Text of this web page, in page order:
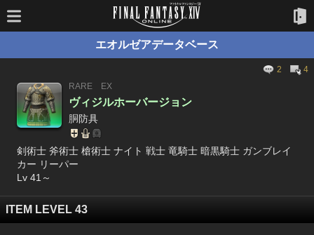
エオルゼアデータベース
2
4
RARE
EX
ヴィジルホーバージョン
胴防具
剣術士 斧術士 槍術士 ナイト 戦士 竜騎士 暗黒騎士 ガンブレイ
カー リーパー
Lv 41～
ITEM LEVEL 43